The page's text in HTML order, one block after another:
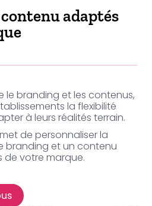
adaptés
le branding et les contenus,
la flexibilité
à leurs réalités terrain.
de personnaliser la
branding et un contenu
votre marque.